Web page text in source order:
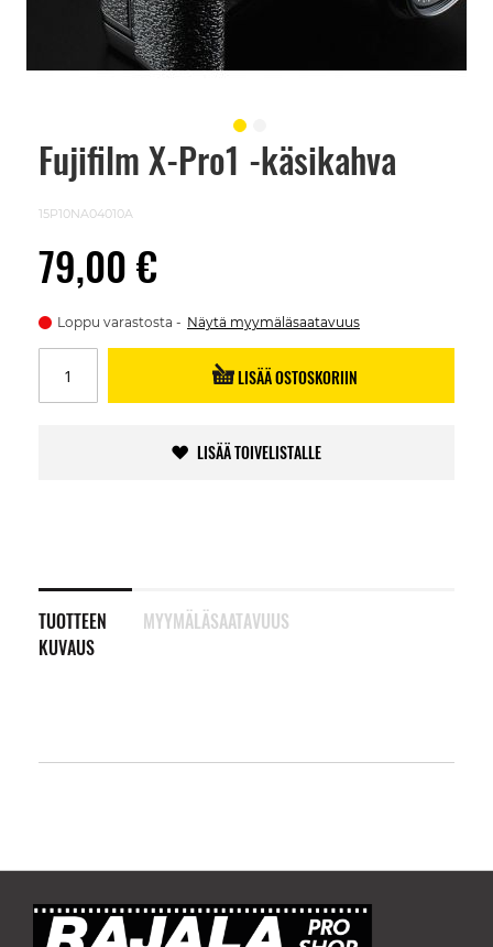
Fujifilm X-Pro1 -käsikahva
15P10NA04010A
79,00 €
Loppu varastosta Näytä myymäläsaatavuus
LISÄÄ OSTOSKORIIN
LISÄÄ TOIVELISTALLE
TUOTTEEN
KUVAUS
MYYMÄLÄSAATAVUUS
Skip
images
gallery